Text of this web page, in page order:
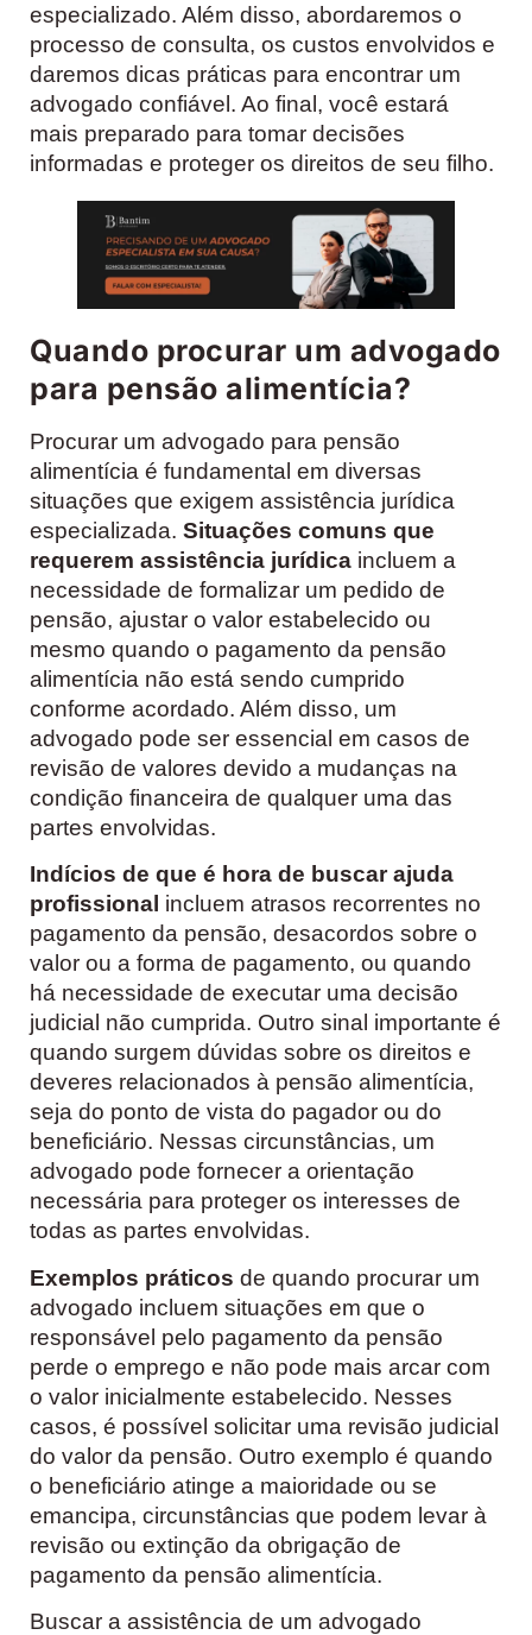
especializado. Além disso, abordaremos o
processo de consulta, os custos envolvidos e
daremos dicas práticas para encontrar um
advogado confiável. Ao final, você estará
mais preparado para tomar decisões
informadas e proteger os direitos de seu filho.
Quando procurar um advogado
para pensão alimentícia?
Procurar um advogado para pensão
alimentícia é fundamental em diversas
situações que exigem assistência jurídica
especializada. Situações comuns que
requerem assistência jurídica incluem a
necessidade de formalizar um pedido de
pensão, ajustar o valor estabelecido ou
mesmo quando o pagamento da pensão
alimentícia não está sendo cumprido
conforme acordado. Além disso, um
advogado pode ser essencial em casos de
revisão de valores devido a mudanças na
condição financeira de qualquer uma das
partes envolvidas.
Indícios de que é hora de buscar ajuda
profissional incluem atrasos recorrentes no
pagamento da pensão, desacordos sobre o
valor ou a forma de pagamento, ou quando
há necessidade de executar uma decisão
judicial não cumprida. Outro sinal importante é
quando surgem dúvidas sobre os direitos e
deveres relacionados à pensão alimentícia,
seja do ponto de vista do pagador ou do
beneficiário. Nessas circunstâncias, um
advogado pode fornecer a orientação
necessária para proteger os interesses de
todas as partes envolvidas.
Exemplos práticos de quando procurar um
advogado incluem situações em que o
responsável pelo pagamento da pensão
perde o emprego e não pode mais arcar com
o valor inicialmente estabelecido. Nesses
casos, é possível solicitar uma revisão judicial
do valor da pensão. Outro exemplo é quando
o beneficiário atinge a maioridade ou se
emancipa, circunstâncias que podem levar à
revisão ou extinção da obrigação de
pagamento da pensão alimentícia.
Buscar a assistência de um advogado